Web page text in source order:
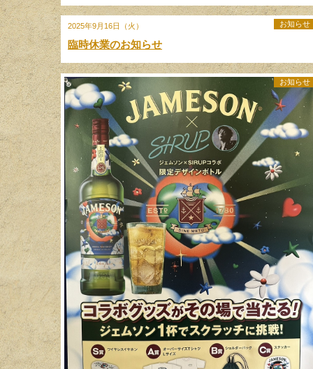
2025年9月16日（火） お知らせ
臨時休業のお知らせ
お知らせ